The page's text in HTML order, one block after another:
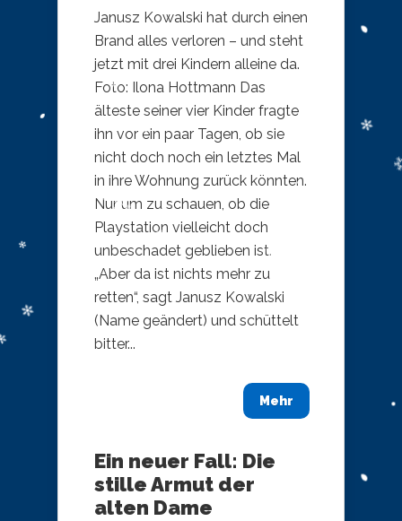
Janusz Kowalski hat durch einen
Brand alles verloren – und steht
jetzt mit drei Kindern alleine da.
Foto: Ilona Hottmann Das
älteste seiner vier Kinder fragte
ihn vor ein paar Tagen, ob sie
nicht doch noch ein letztes Mal
in ihre Wohnung zurück könnten.
Nur um zu schauen, ob die
Playstation vielleicht doch
unbeschadet geblieben ist.
„Aber da ist nichts mehr zu
retten“, sagt Janusz Kowalski
(Name geändert) und schüttelt
bitter...
Mehr
Ein neuer Fall: Die
stille Armut der
alten Dame